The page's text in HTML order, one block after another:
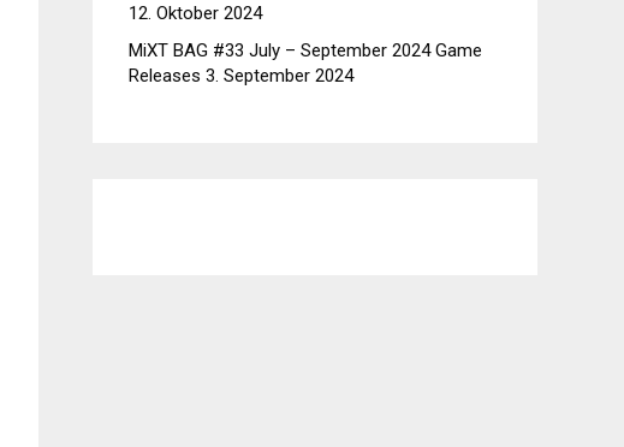
12. Oktober 2024
MiXT BAG #33 July – September 2024 Game
Releases 3. September 2024